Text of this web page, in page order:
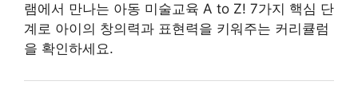
램에서 만나는 아동 미술교육 A to Z! 7가지 핵심 단
계로 아이의 창의력과 표현력을 키워주는 커리큘럼
을 확인하세요.